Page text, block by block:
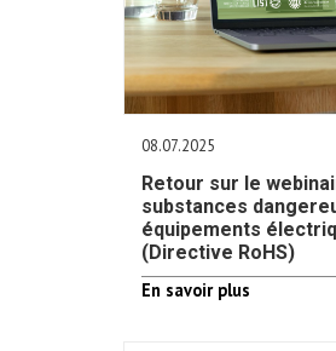
08.07.2025
Retour sur le
substances
équipements
(Directive RoHS)
En savoir plus